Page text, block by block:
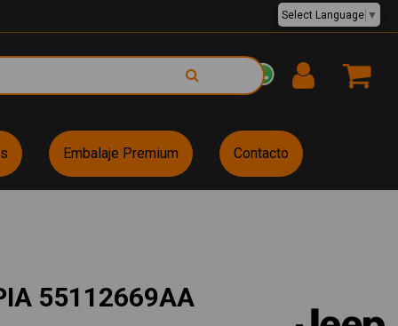
EUR €
Select Language ▼
Embalaje Premium Contacto
55112669AA